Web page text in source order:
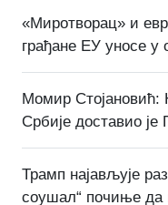
«Миротворац» и
грађане ЕУ уносе у
Момир Стојановић:
Србије доставио
Трамп најављује
соушал“ почиње да